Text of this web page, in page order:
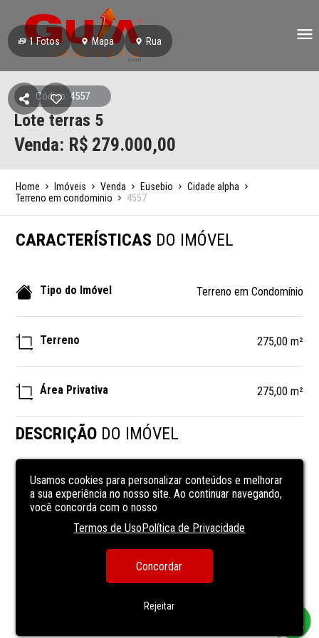
1Fotos Mapa Rua
Código: 4557
Lote terras 5
Venda: R$ 279.000,00
Home Imóveis Venda Eusebio
Cidade alpha
Terreno em condominio
4557
CARACTERÍSTICAS DO IMÓVEL
Tipo do Imóvel Terreno em Condomínio
Terreno 275,00 m²
Área Privativa 275,00 m²
DESCRIÇÃO DO IMÓVEL
CARACTERÍSTICASDA UNIDADE
Água Encanada
Energia elétrica
Usamos cookies para personalizar conteúdos e melhorar
a sua experiência no nosso site. Ao continuar navegando,
você concorda com o nosso
Termos de UsoPolítica de Privacidade
Concordar
Rejeitar